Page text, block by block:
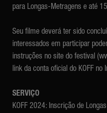
para Longas-Metragens e até
Seu filme deverá ter sido
interessados em participar
instruções no site do festival (
link da conta oficial do KOFF no
SERVIÇO
KOFF 2024: Inscrição de